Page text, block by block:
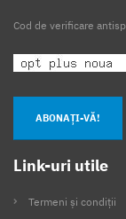
Cod de verificare
ABONAȚI-VĂ!
Link-uri utile
Termeni și condiții